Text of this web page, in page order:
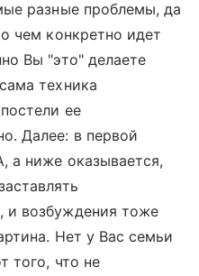
разные проблемы, да
чем конкретно идет
Вы "это" делаете
техника
ее
Далее: в первой
а ниже оказывается,
возбуждения тоже
Нет у Вас семьи
того, что не